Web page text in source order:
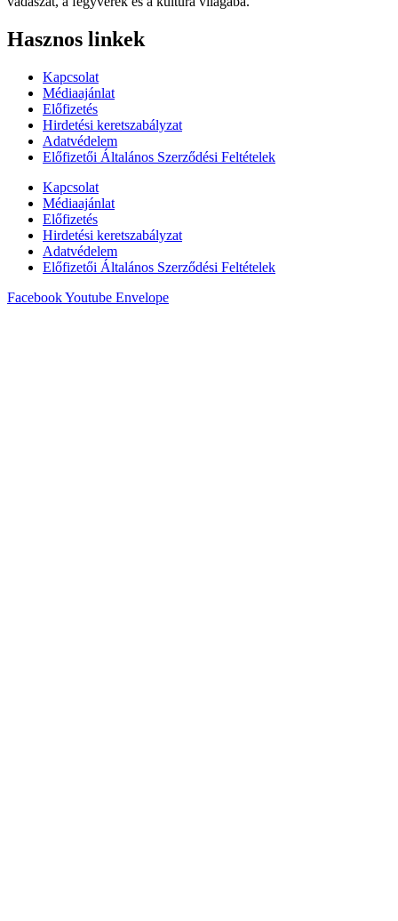
Hasznos linkek
Kapcsolat
Médiaajánlat
Előfizetés
Hirdetési keretszabályzat
Adatvédelem
Előfizetői Általános Szerződési Feltételek
Kapcsolat
Médiaajánlat
Előfizetés
Hirdetési keretszabályzat
Adatvédelem
Előfizetői Általános Szerződési Feltételek
FacebookYoutube Envelope